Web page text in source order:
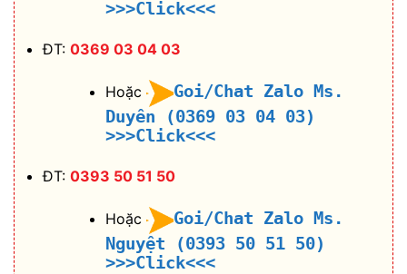
>>>Click<<<
ĐT: 0369 03 04 03
Hoặc
Goi/Chat Zalo Ms.
Duyên (0369 03 04 03)
>>>Click<<<
ĐT: 0393 50 51 50
Hoặc
Goi/Chat Zalo Ms.
Nguyệt (0393 50 51 50)
>>>Click<<<